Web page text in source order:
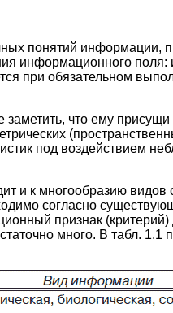
понятий информации,
информационного поля:
при обязательном
что ему
под воздействием
и к многообразию
согласно
признак (критерий)
много. В табл. 1.1